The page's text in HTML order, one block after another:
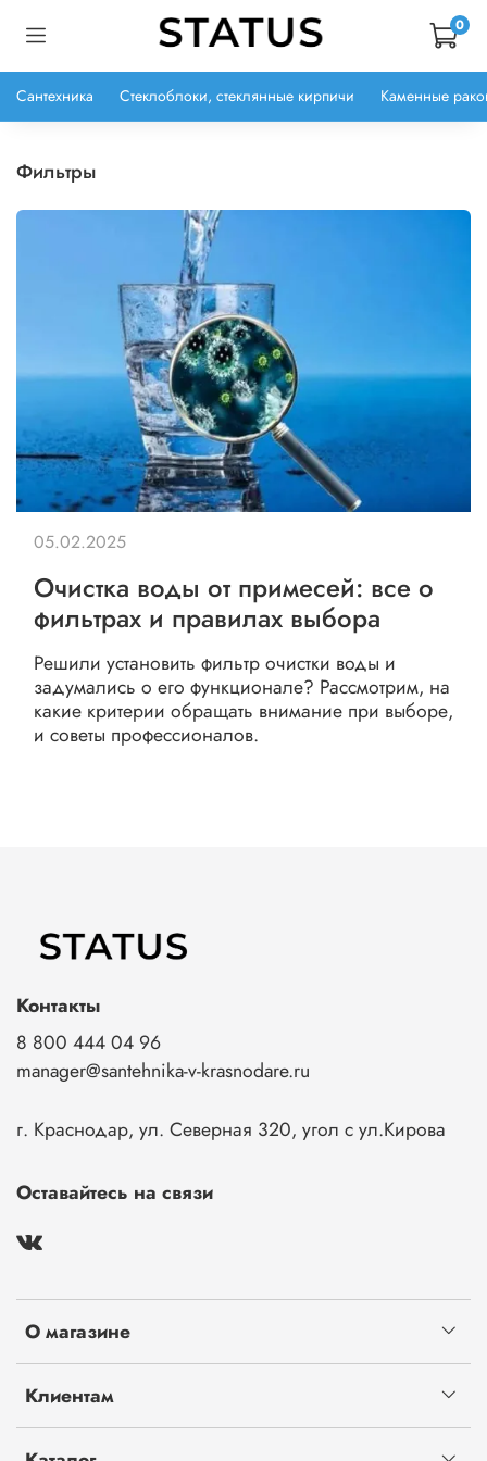
0
Сантехника Стеклоблоки, стеклянные кирпичи Каменные
фильтры
Очистка воды от примесей: все о
фильтрах и правилах выбора
Решили установить фильтр очистки воды и
задумались о его функционале? Рассмотрим, на
какие критерии обращать внимание при выборе,
и советы профессионалов.
05.02.2025
О магазине
Клиентам
Контакты
8 800 444 04 96
manager@santehnika-v-krasnodare.ru
г. Краснодар, ул. Северная 320, угол с ул.Кирова
Оставайтесь на связи